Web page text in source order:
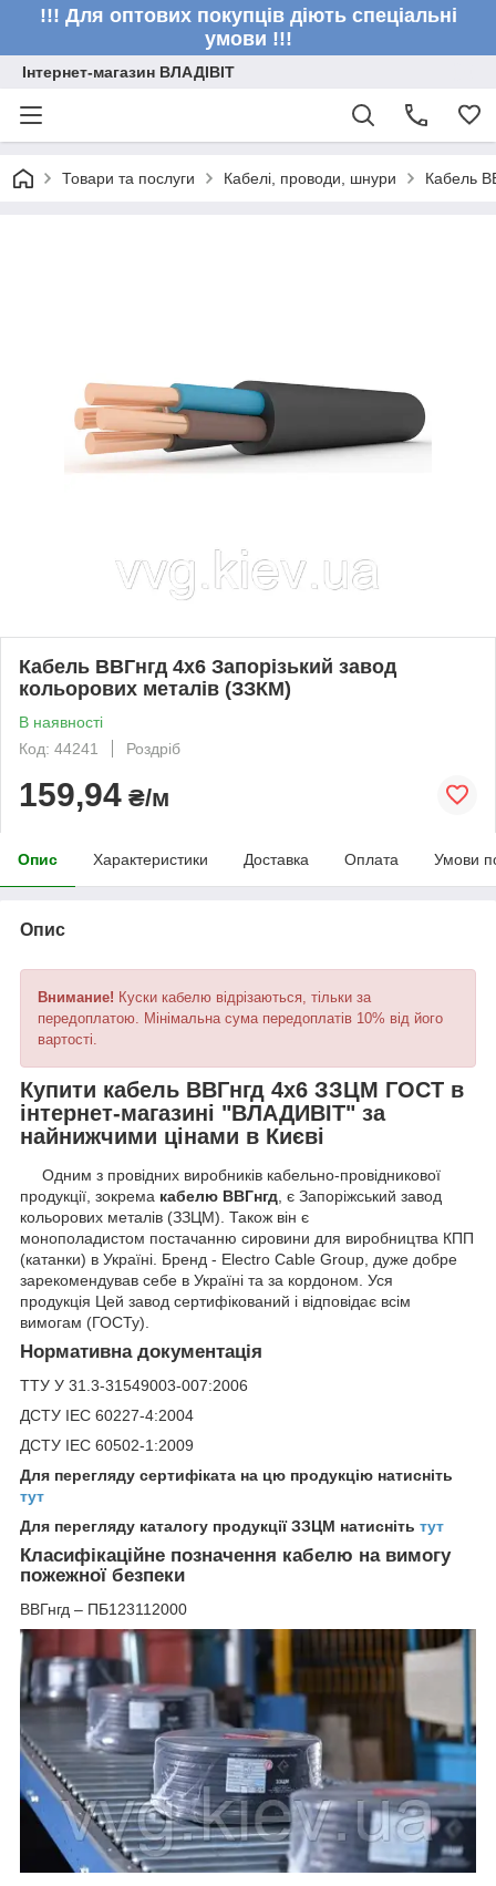
!!! Для оптових покупців діють спеціальні
умови !!!
Інтернет-магазин ВЛАДІВІТ
Товари та послуги Кабелі, проводи, шнури Кабель
Кабель ВВГнгд 4х6 Запорізький завод
кольорових металів (ЗЗКМ)
В наявності
Код: 44241
Роздріб
159,94 ₴/м
Опис Характеристики Доставка Оплата Умови
Опис
Внимание! Куски кабелю відрізаються, тільки за
передоплатою. Мінімальна сума передоплатів 10% від його
вартості.
Купити кабель ВВГнгд 4х6 ЗЗЦМ ГОСТ в
інтернет-магазині "ВЛАДИВІТ" за
найнижчими цінами в Києві
Одним з провідних виробників кабельно-провідникової
продукції, зокрема кабелю ВВГнгд, є Запоріжський завод
кольорових металів (ЗЗЦМ). Також він є
монополадистом постачанню сировини для виробництва КПП
(катанки) в Україні. Бренд - Electro Cable Group, дуже добре
зарекомендував себе в Україні та за кордоном. Уся
продукція Цей завод сертифікований і відповідає всім
вимогам (ГОСТу).
Нормативна документація
ТТУ У 31.3-31549003-007:2006
ДСТУ IEС 60227-4:2004
ДСТУ IEC 60502-1:2009
Для перегляду сертифіката на цю продукцію натисніть
тут
Для перегляду каталогу продукції ЗЗЦМ натисніть тут
Класифікаційне позначення кабелю на вимогу
пожежної безпеки
ВВГнгд – ПБ123112000